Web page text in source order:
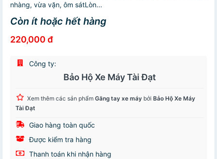
nhàng, vừa vặn, ôm sátLòn...
Còn ít hoặc hết hàng
220,000 đ
Công ty:
Bảo Hộ Xe Máy Tài Đạt
Xem thêm các sản phẩm Găng tay xe máy bởi Bảo Hộ Xe Máy
Tài Đạt
Giao hàng toàn quốc
Được kiểm tra hàng
Thanh toán khi nhận hàng